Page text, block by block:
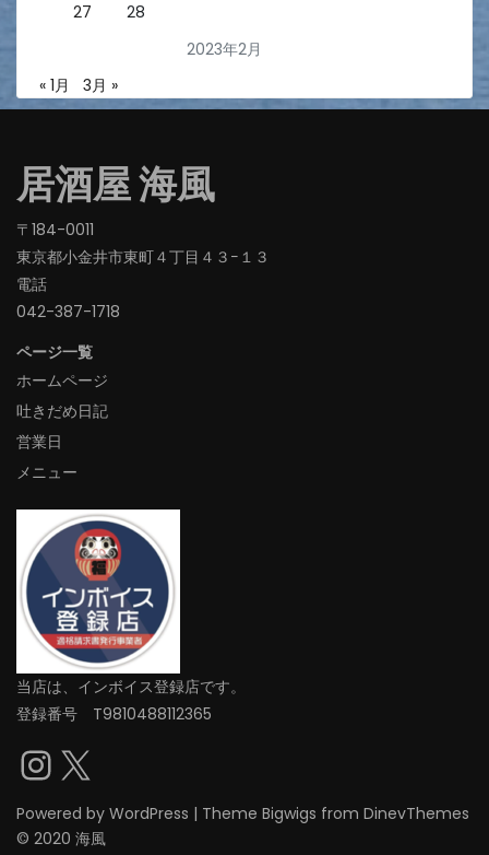
2023年2月
27
28
« 1月 3月 »
居酒屋 海風
〒184-0011
東京都小金井市東町４丁目４３−１３
電話
042-387-1718‬
ページ一覧
ホームページ
吐きだめ日記
営業日
メニュー
当店は、インボイス登録店です。
登録番号 T9810488112365
Instagram
X
Powered by WordPress | Theme Bigwigs from DinevThemes
© 2020 海風